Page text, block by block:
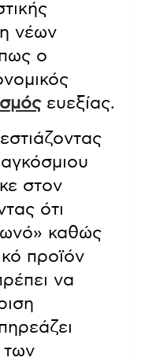
νέων
ο
ευεξίας.
στον
ότι
καθώς
προϊόν
να
των